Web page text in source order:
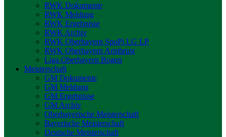
RWK Dokumente
RWK Meldung
RWK Ergebnisse
RWK Archiv
RWK Oberbayern SpoPi LG LP
RWK Oberbayern Armbrust
Liga Oberbayern Bogen
Meisterschaft
GM Dokumente
GM Meldung
GM Ergebnisse
GM Archiv
Oberbayerische Meisterschaft
Bayerische Meisterschaft
Deutsche Meisterschaft